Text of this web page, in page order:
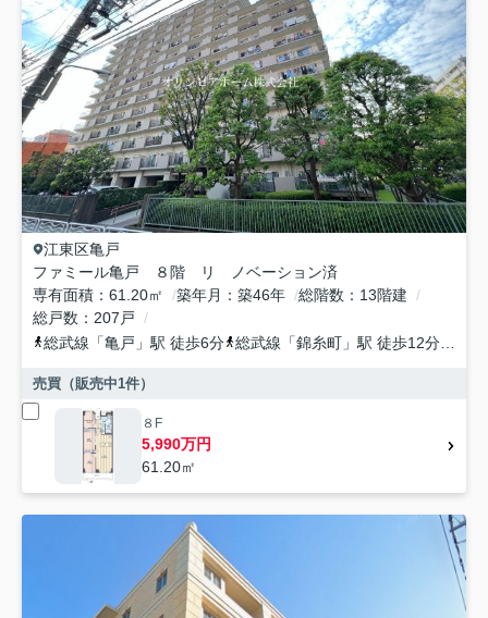
江東区亀戸
ファミール亀戸 ８階 リ ノベーション済
専有面積
61.20㎡ 築年月 築46年 総階数
13階建
総戸数
207戸
総武線 「亀戸 」駅 徒歩6分 総武線 「錦糸町 」駅 徒歩12分
売買（販売中1件）
８F
5,990万円
61.20㎡